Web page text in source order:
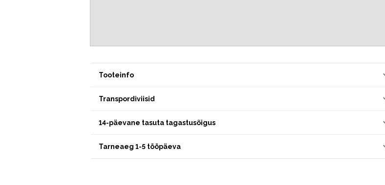
Tooteinfo
Transpordiviisid
14-päevane tasuta tagastusõigus
Tarneaeg 1-5 tööpäeva